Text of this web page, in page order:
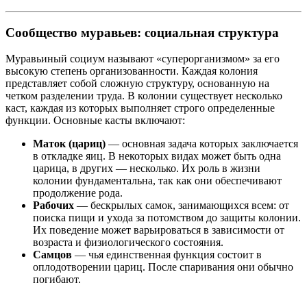
Сообщество муравьев: социальная структура
Муравьиный социум называют «суперорганизмом» за его
высокую степень организованности. Каждая колония
представляет собой сложную структуру, основанную на
четком разделении труда. В колонии существует несколько
каст, каждая из которых выполняет строго определенные
функции. Основные касты включают:
Маток (цариц) — основная задача которых заключается
в откладке яиц. В некоторых видах может быть одна
царица, в других — несколько. Их роль в жизни
колонии фундаментальна, так как они обеспечивают
продолжение рода.
Рабочих — бескрылых самок, занимающихся всем: от
поиска пищи и ухода за потомством до защиты колонии.
Их поведение может варьироваться в зависимости от
возраста и физиологического состояния.
Самцов — чья единственная функция состоит в
оплодотворении цариц. После спаривания они обычно
погибают.